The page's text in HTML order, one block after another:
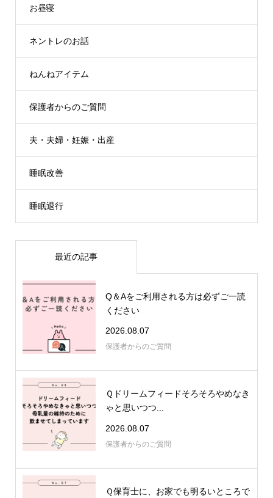
お昼寝
ネントレのお話
ねんねアイテム
保護者からのご質問
夫・夫婦・妊娠・出産
睡眠改善
睡眠退行
最近の記事
Q＆Aをご利用される方は必ずご一読
ください
2026.08.07
保護者からのご質問
Ｑドリームフィードそろそろやめなき
ゃと思いつつ...
2026.08.07
保護者からのご質問
Ｑ保育士に、お家でも明るいところで